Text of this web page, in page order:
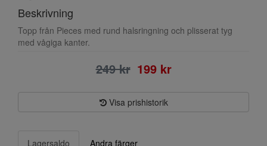
Beskrivning
Topp från Pieces med rund halsringning och plisserat tyg
med vågiga kanter.
249 kr 199 kr
Visa prishistorik
Lagersaldo
Andra färger